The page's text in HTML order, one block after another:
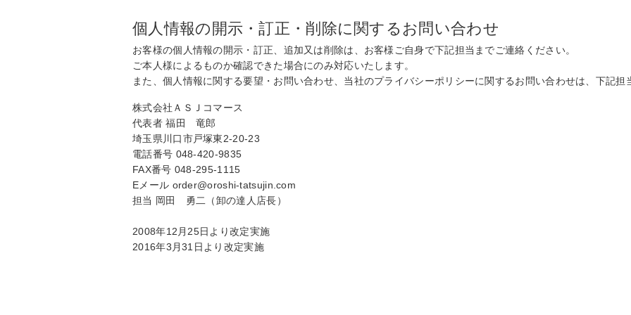
個人情報の開示・訂正・削除に関するお問い合わせ
お客様の個人情報の開示・訂正、追加又は削除は、お客様ご自身で下記担当までご連絡ください。
ご本人様によるものか確認できた場合にのみ対応いたします。
また、個人情報に関する要望・お問い合わせ、当社のプライバシーポリシーに関するお問い合わせは、下記担
株式会社ＡＳＪコマース
代表者 福田 竜郎
埼玉県川口市戸塚東2-20-23
電話番号 048-420-9835
FAX番号 048-295-1115
Eメール order@oroshi-tatsujin.com
担当 岡田 勇二（卸の達人店長）
2008年12月25日より改定実施
2016年3月31日より改定実施